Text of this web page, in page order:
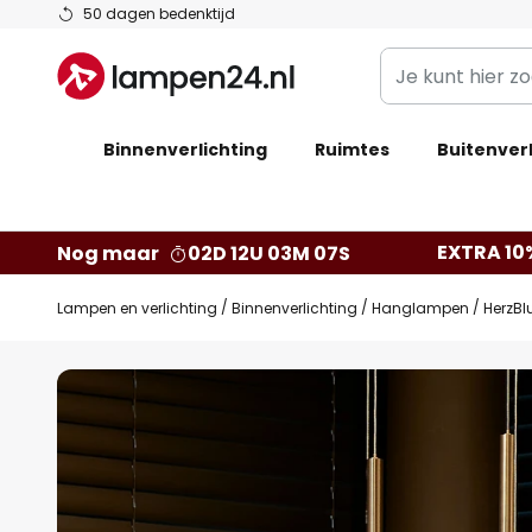
50 dagen bedenktijd
Ga
de
inhoud
Je
kunt
zoeken
webwinkel
Binnenverlichting Ruimtes
Nog maar 02D 12U 03M 06S EXTRA
Lampen en verlichting Binnenverlichting Hanglampen
Ga
naar
het
einde